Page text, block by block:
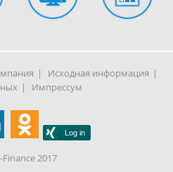
Исходная информация
Импрессум
2017